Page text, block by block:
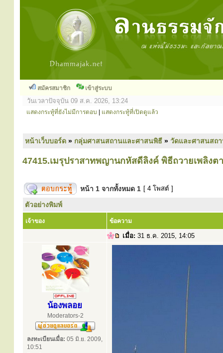
สมัครสมาชิก เข้าสู่ระบบ
วันเวลาปัจจุบัน 09 ส.ค. 2026, 13:24
แสดงกระทู้ที่ยังไม่มีการตอบ แสดงกระทู้ที่เปิดดูแล้ว
หน้าเว็บบอร์ด » กลุ่มศาสนสถานและศาสนพิธี » วัดและศาสนสถ
47415.เมรุปราสาทพญานกหัสดีลิงค์ พิธีถวายเพลิง
หน้า 1 จากทั้งหมด 1 [ 4 โพสต์ ]
ตัวอย่างพิมพ์
เจ้าของ ข้อความ
เมื่อ: 31 ธ.ค. 2015, 14:05
น้องพลอย
Moderators-2
ลงทะเบียนเมื่อ: 05 มิ.ย. 2009,
10:51